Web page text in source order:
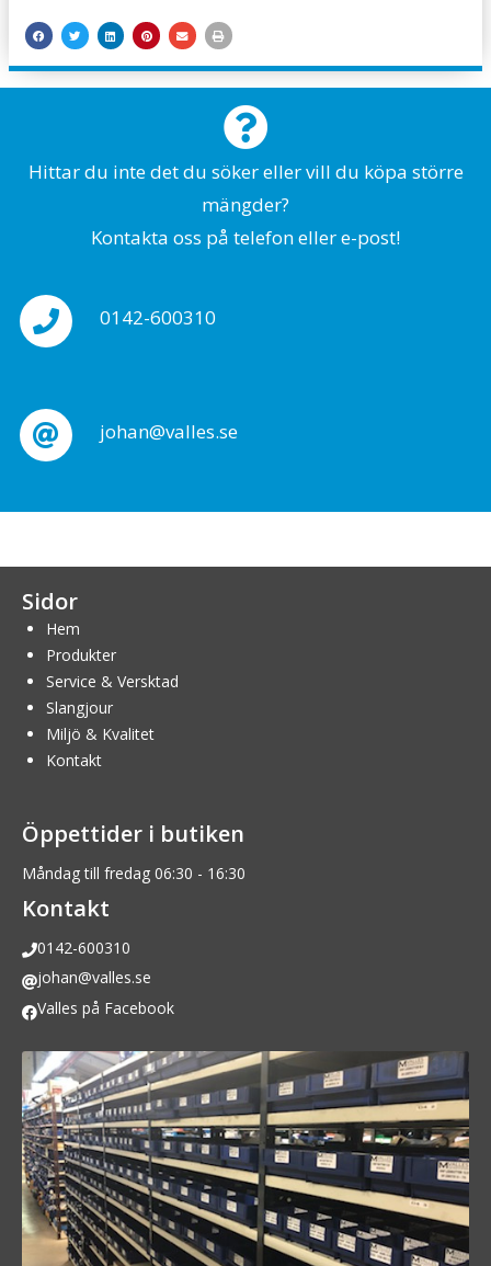
Hittar du inte det du söker eller vill du köpa större
mängder?
Kontakta oss på telefon eller e-post!
0142-600310
johan@valles.se
Sidor
Hem
Produkter
Service & Versktad
Slangjour
Miljö & Kvalitet
Kontakt
Öppettider i butiken
Måndag till fredag 06:30 - 16:30
Kontakt
0142-600310
johan@valles.se
Valles på Facebook